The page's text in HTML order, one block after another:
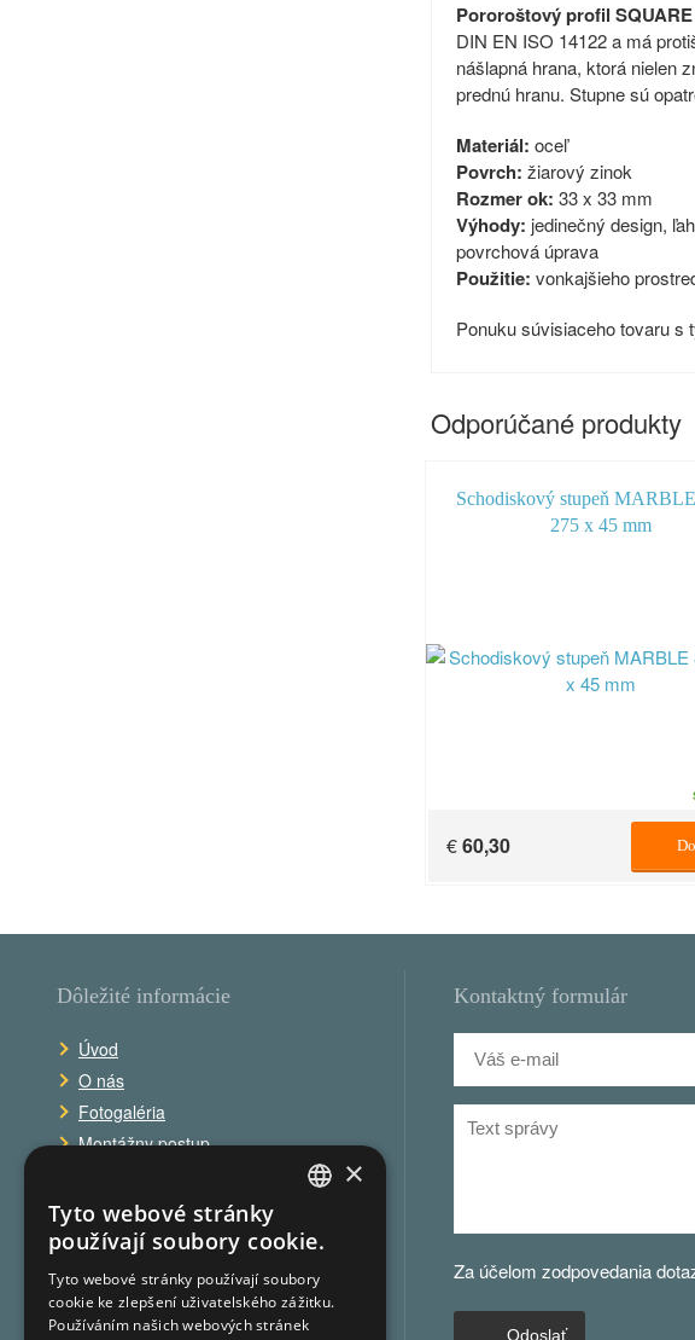
Pororoštový profil SQUARE
DIN EN ISO 14122 a má
nášlapná hrana, ktorá nielen
prednú hranu. Stupne sú
Materiál: oceľ
Povrch: žiarový zinok
Rozmer ok: 33 x 33 mm
Výhody: jedinečný design,
povrchová úprava
Použitie: vonkajšieho
Ponuku súvisiaceho tovaru s
Odporúčané produkty
Schodiskový stupeň
275 x 45 mm
€60,30
Dôležité informácie
Úvod
O nás
Fotogaléria
Montážny postup
Reklamačný poriadok
Ochrana osobných údajov
Kontakt
Kontaktný formulár
Za účelom zodpovedania
Odoslať
CZECH
×
Tyto webové stránky
používají soubory cookie.
Tyto webové stránky používají soubory
cookie ke zlepšení uživatelského zážitku.
Používáním našich webových stránek